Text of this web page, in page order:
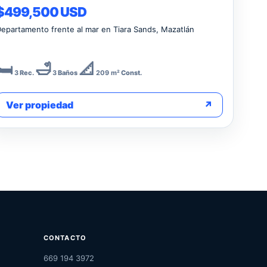
USD
frente al mar en Tiara Sands, Mazatlán
3Rec. 🛁3Baños 📐 209 m²Const.
Ver propiedad ↗
CONTACTO
669 194 3972